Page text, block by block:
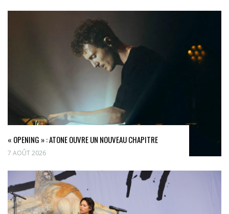
« OPENING » : ATONE OUVRE UN NOUVEAU CHAPITRE
7 AOÛT 2026